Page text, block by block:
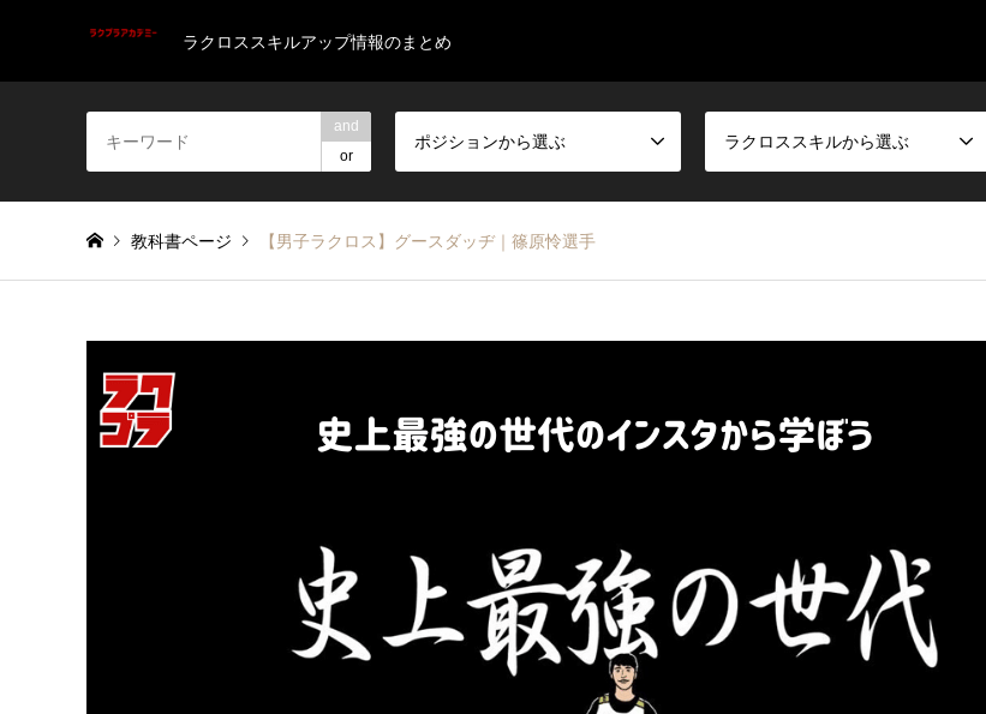
ラクロススキルアップ情報のまとめ
and
or
ポジションから選ぶ ラクロススキルから選ぶ
教科書ページ 【男子ラクロス】グースダッヂ｜篠原怜選手